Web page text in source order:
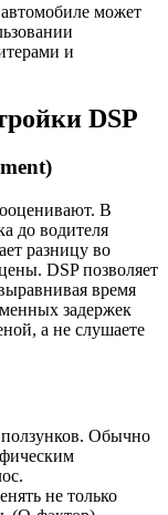
может
и
DSP
В
до водителя
разницу во
DSP позволяет
время
задержек
а не слушаете
Обычно
не только